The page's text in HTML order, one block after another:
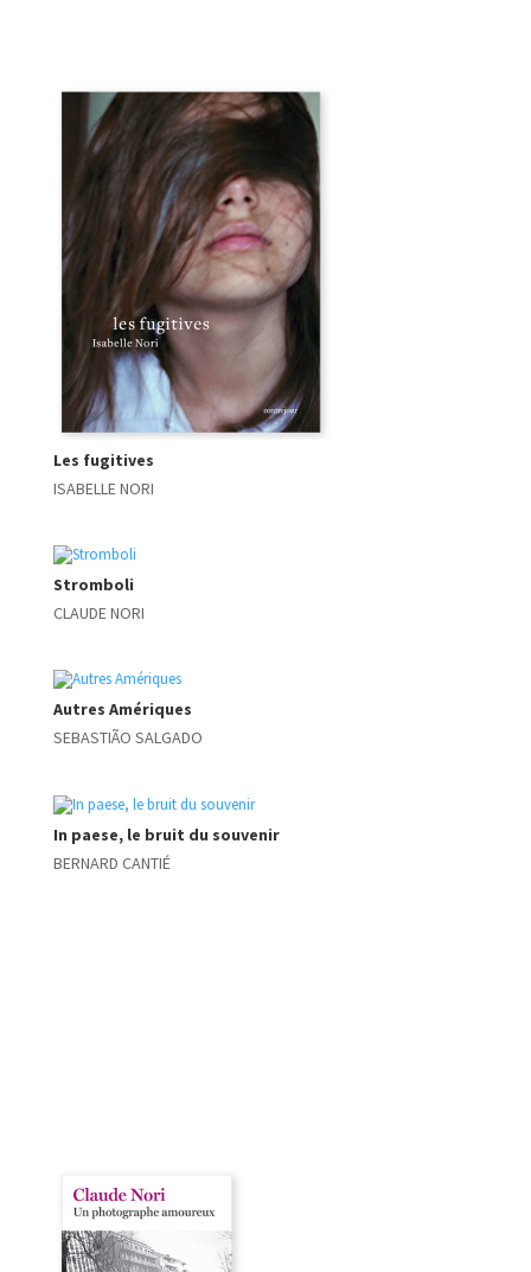
Les fugitives
ISABELLE NORI
Stromboli
CLAUDE NORI
Autres Amériques
SEBASTIÃO SALGADO
In paese, le bruit du souvenir
BERNARD CANTIÉ